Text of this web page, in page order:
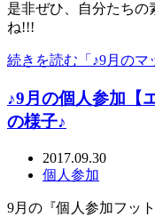
是非ぜひ、自分たちの
ね!!!
続きを読む「♪9月のマ
♪9月の個人参加【
の様子♪
2017.09.30
個人参加
9月の『個人参加フッ